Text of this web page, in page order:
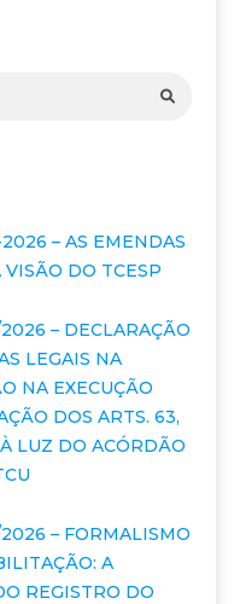
– AS EMENDAS
DO TCESP
– DECLARAÇÃO
LEGAIS NA
NA EXECUÇÃO
DOS ARTS. 63,
LUZ DO ACÓRDÃO
– FORMALISMO
A
REGISTRO DO